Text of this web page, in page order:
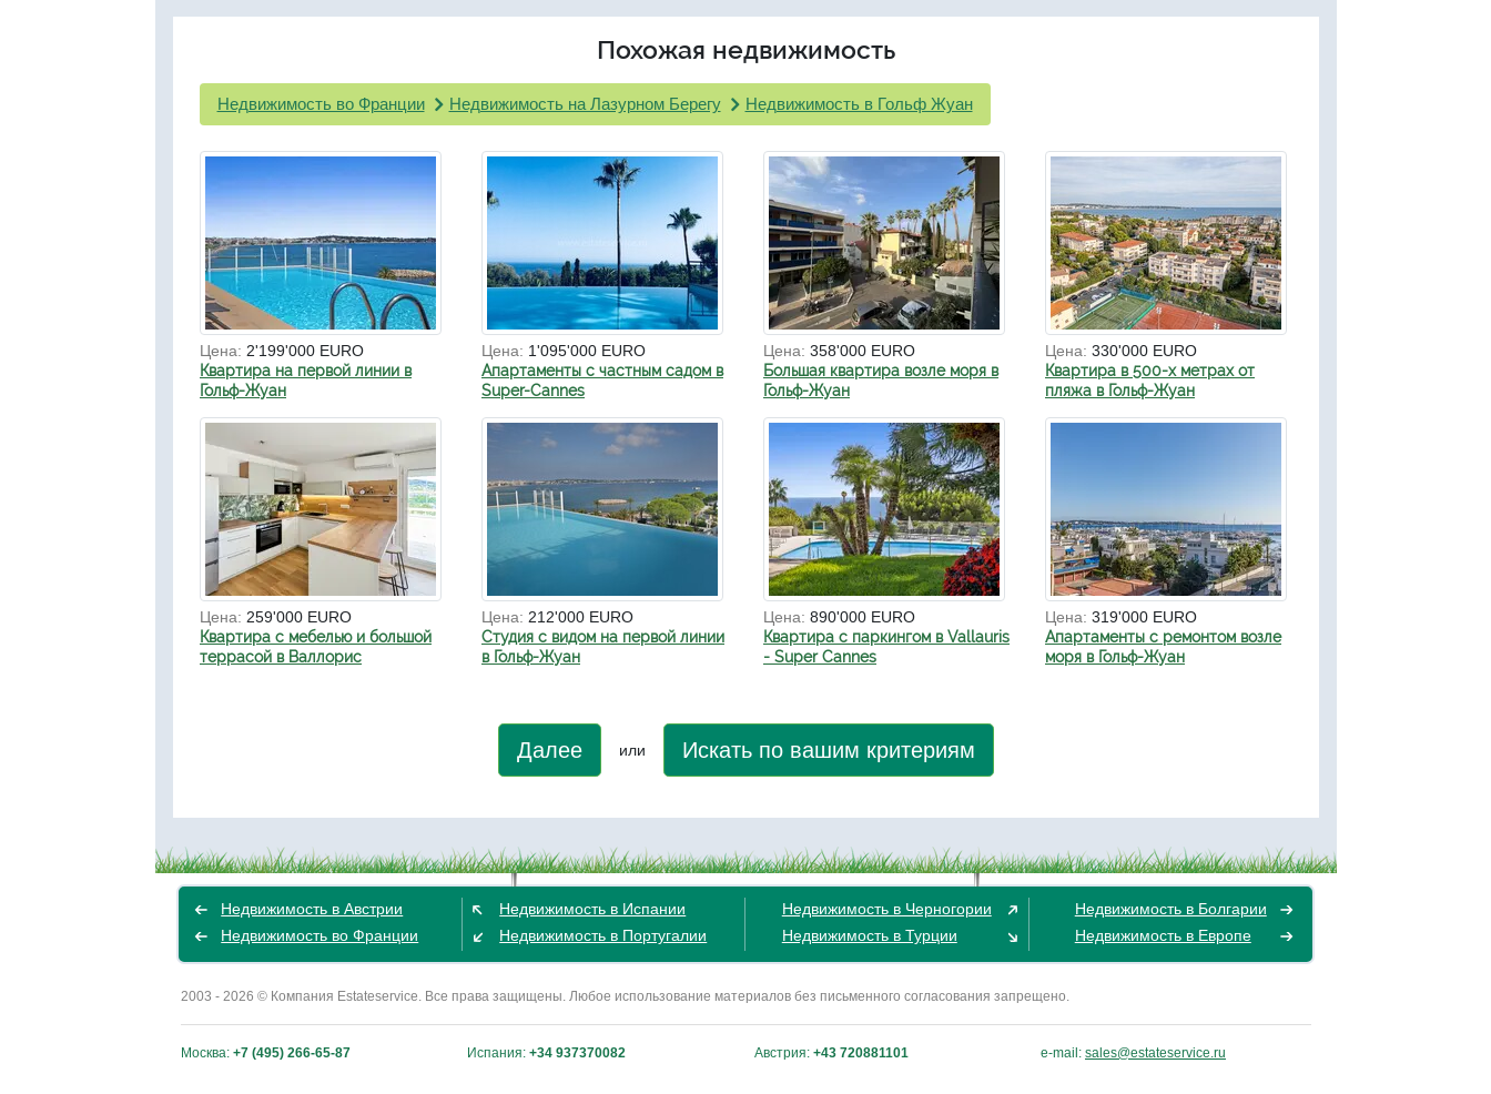
Похожая недвижимость
Недвижимость во Франции Недвижимость на Лазурном Берегу Недвижимость в Гольф Жуан
Цена: 2'199'000 EURO
Квартира на первой линии в
Гольф-Жуан
Цена: 1'095'000 EURO
Апартаменты с частным садом в
Super-Cannes
Цена: 358'000 EURO
Большая квартира возле моря в
Гольф-Жуан
Цена: 330'000 EURO
Квартира в 500-х метрах от
пляжа в Гольф-Жуан
Цена: 259'000 EURO
Квартира с мебелью и большой
террасой в Валлорис
Цена: 212'000 EURO
Студия с видом на первой линии
в Гольф-Жуан
Цена: 890'000 EURO
Квартира с паркингом в Vallauris
- Super Cannes
Цена: 319'000 EURO
Апартаменты с ремонтом возле
моря в Гольф-Жуан
Далее или Искать по вашим критериям
Недвижимость в Австрии
Недвижимость во Франции
Недвижимость в Испании
Недвижимость в Португалии
Недвижимость в Черногории
Недвижимость в Турции
Недвижимость в Болгарии
Недвижимость в Европе
2003 - 2026 © Компания Estateservice. Все права защищены. Любое использование материалов без письменного согласования запрещено.
Москва: +7 (495) 266-65-87 Испания: +34 937370082 Австрия: +43 720881101 e-mail: sales@estateservice.ru